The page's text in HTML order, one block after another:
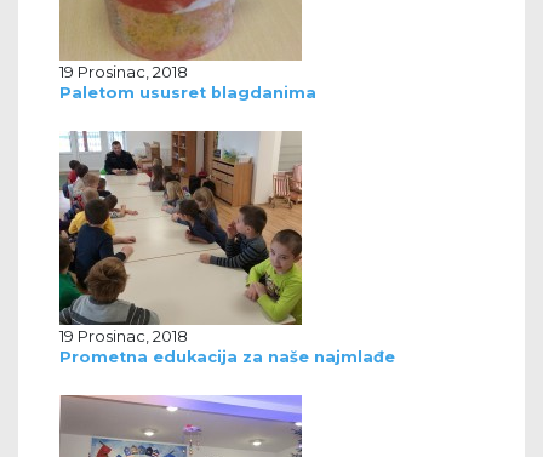
19 Prosinac, 2018
Paletom ususret blagdanima
19 Prosinac, 2018
Prometna edukacija za naše najmlađe